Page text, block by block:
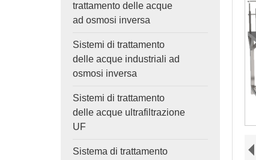
trattamento delle acque
ad osmosi inversa
Sistemi di trattamento
delle acque industriali ad
osmosi inversa
Sistemi di trattamento
delle acque ultrafiltrazione
UF
Sistema di trattamento